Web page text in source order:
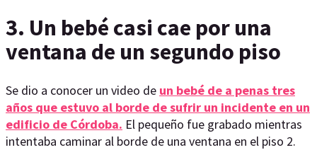
3. Un bebé casi cae por una
ventana de un segundo piso
Se dio a conocer un video de un bebé de a penas tres
años que estuvo al borde de sufrir un incidente en un
edificio de Córdoba. El pequeño fue grabado mientras
intentaba caminar al borde de una ventana en el piso 2.